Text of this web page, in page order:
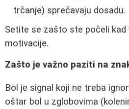
trčanje) sprečavaju dosadu.
Setite se zašto ste počeli kad
motivacije.
Zašto je važno paziti na
Bol je signal koji ne treba
oštar bol u zglobovima